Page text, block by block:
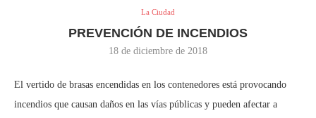
La Ciudad
PREVENCIÓN DE INCENDIOS
18 de diciembre de 2018
El vertido de brasas encendidas en los contenedores está provocando
incendios que causan daños en las vías públicas y pueden afectar a